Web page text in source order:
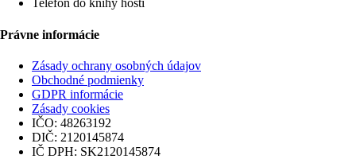
Telefón do knihy hostí
Právne informácie
Zásady ochrany osobných údajov
Obchodné podmienky
GDPR informácie
Zásady cookies
IČO: 48263192
DIČ: 2120145874
IČ DPH: SK2120145874